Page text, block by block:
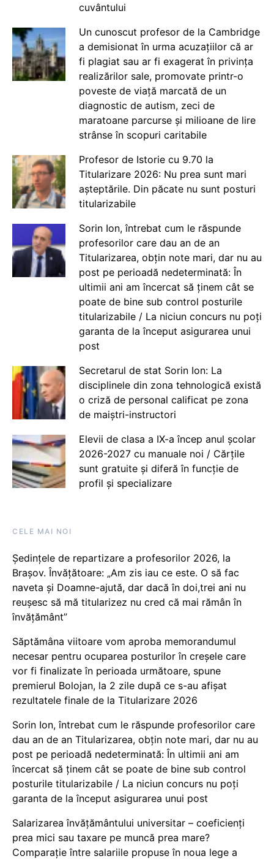
cuvântului
Un cunoscut profesor de la Cambridge
a demisionat în urma acuzațiilor că ar
fi plagiat sau ar fi exagerat în privința
realizărilor sale, promovate printr-o
poveste de viață marcată de un
diagnostic de autism, zeci de
maratoane parcurse și milioane de lire
strânse în scopuri caritabile
Profesor de Istorie cu 9.70 la
Titularizare 2026: Nu prea sunt mari
așteptările. Din păcate nu sunt posturi
titularizabile
Sorin Ion, întrebat cum le răspunde
profesorilor care dau an de an
Titularizarea, obțin note mari, dar nu au
post pe perioadă nedeterminată: În
ultimii ani am încercat să ținem cât se
poate de bine sub control posturile
titularizabile / La niciun concurs nu poți
garanta de la început asigurarea unui
post
Secretarul de stat Sorin Ion: La
disciplinele din zona tehnologică există
o criză de personal calificat pe zona
de maiștri-instructori
Elevii de clasa a IX-a încep anul școlar
2026-2027 cu manuale noi / Cărțile
sunt gratuite și diferă în funcție de
profil și specializare
CELE MAI NOI
Ședințele de repartizare a profesorilor 2026, la
Brașov. Învățătoare: „Am zis iau ce este. O să fac
naveta și Doamne-ajută, dar dacă în doi,trei ani nu
reușesc să mă titularizez nu cred că mai rămân în
învățământ”
Săptămâna viitoare vom aproba memorandumul
necesar pentru ocuparea posturilor în creșele care
vor fi finalizate în perioada următoare, spune
premierul Bolojan, la 2 zile după ce s-au afișat
rezultatele finale de la Titularizare 2026
Sorin Ion, întrebat cum le răspunde profesorilor care
dau an de an Titularizarea, obțin note mari, dar nu au
post pe perioadă nedeterminată: În ultimii ani am
încercat să ținem cât se poate de bine sub control
posturile titularizabile / La niciun concurs nu poți
garanta de la început asigurarea unui post
Salarizarea învățământului universitar – coeficienți
prea mici sau taxare pe muncă prea mare?
Comparație între salariile propuse în noua lege a